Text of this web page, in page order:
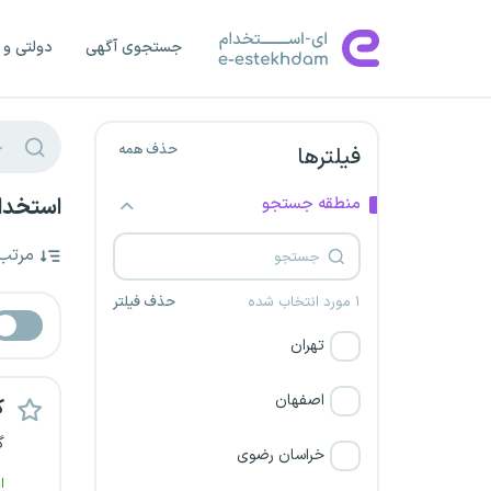
جستجوی آگهی دولتی
فیلترها حذف همه
منطقه جستجو
۱ مورد انتخاب شده حذف فیلتر
تهران
اصفهان
خراسان رضوی